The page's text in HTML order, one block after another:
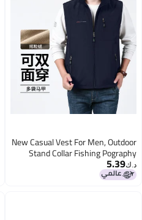
New Casual Vest For Men, Outdoor
Stand Collar Fishing Pography
Advertising Vest With Multiple
Pockets And Fleece Lining
د.ك‏5.39